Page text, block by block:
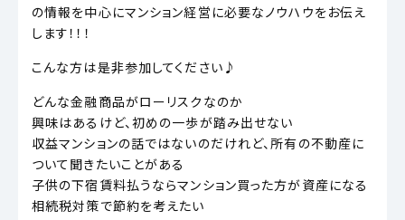
の情報を中心にマンション経営に必要なノウハウをお伝え
します！！！
こんな方は是非参加してください♪
どんな金融商品がローリスクなのか
興味はあるけど、初めの一歩が踏み出せない
収益マンションの話ではないのだけれど、所有の不動産に
ついて聞きたいことがある
子供の下宿賃料払うならマンション買った方が資産になる
相続税対策で節約を考えたい